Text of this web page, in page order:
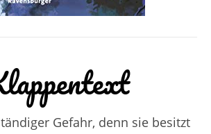
Gefahr, denn sie besitzt